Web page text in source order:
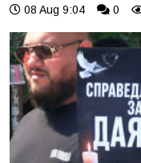
08 Aug 9:04 0